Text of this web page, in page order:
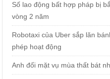
Số lao động bất hợp pháp bị
vòng 2 năm
Robotaxi của Uber sắp lăn
phép hoạt động
Anh đối mặt vụ mùa thất bát